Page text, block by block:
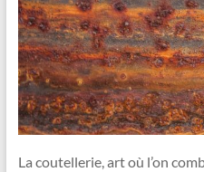
La coutellerie, art où l’on